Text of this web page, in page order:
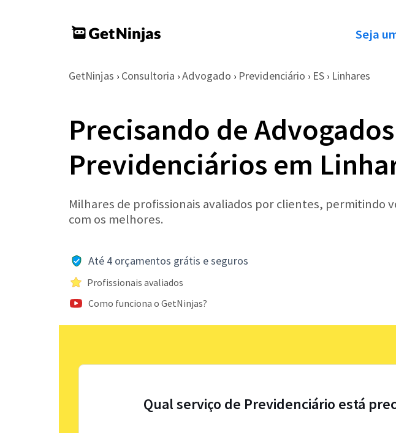
Seja
GetNinjas › Consultoria › Advogado › Previdenciário › ES › Linhares
Precisando de Advogados
Previdenciários em
Milhares de profissionais avaliados por clientes, permitindo
com os melhores.
Até 4 orçamentos grátis e seguros
Profissionais avaliados
Como funciona o GetNinjas?
Qual serviço de Previdenciário está